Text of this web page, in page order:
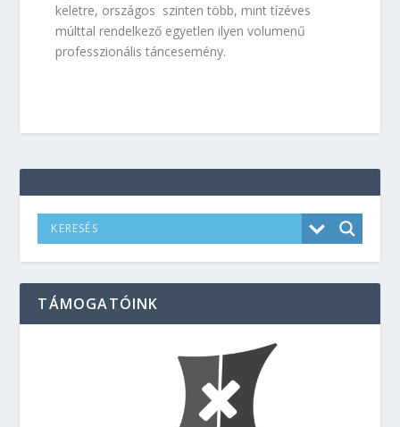
keletre, országos szinten több, mint tízéves
múlttal rendelkező egyetlen ilyen volumenű
professzionális táncesemény.
TÁMOGATÓINK